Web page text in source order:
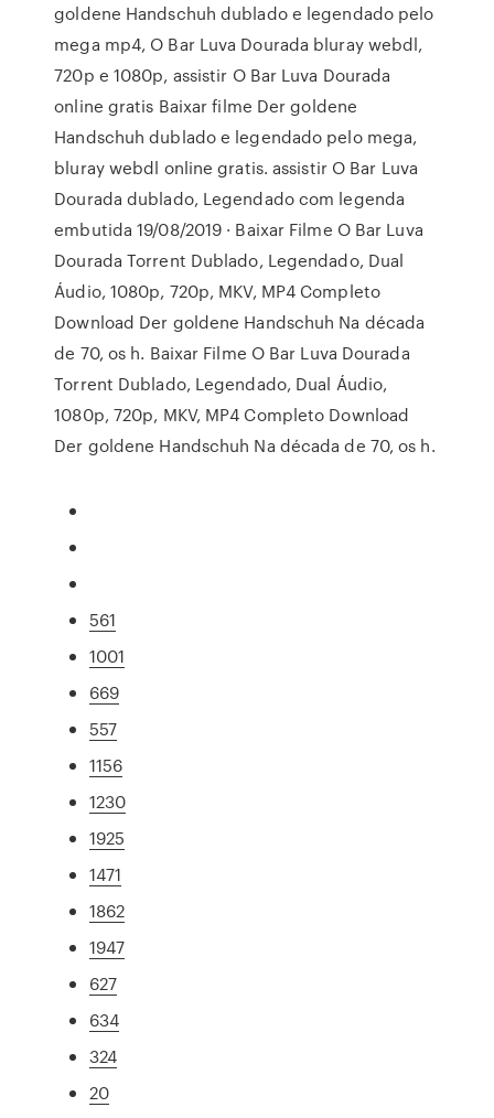
goldene Handschuh dublado e legendado pelo
mega mp4, O Bar Luva Dourada bluray webdl,
720p e 1080p, assistir O Bar Luva Dourada
online gratis Baixar filme Der goldene
Handschuh dublado e legendado pelo mega,
bluray webdl online gratis. assistir O Bar Luva
Dourada dublado, Legendado com legenda
embutida 19/08/2019 · Baixar Filme O Bar Luva
Dourada Torrent Dublado, Legendado, Dual
Áudio, 1080p, 720p, MKV, MP4 Completo
Download Der goldene Handschuh Na década
de 70, os h. Baixar Filme O Bar Luva Dourada
Torrent Dublado, Legendado, Dual Áudio,
1080p, 720p, MKV, MP4 Completo Download
Der goldene Handschuh Na década de 70, os h.
561
1001
669
557
1156
1230
1925
1471
1862
1947
627
634
324
20